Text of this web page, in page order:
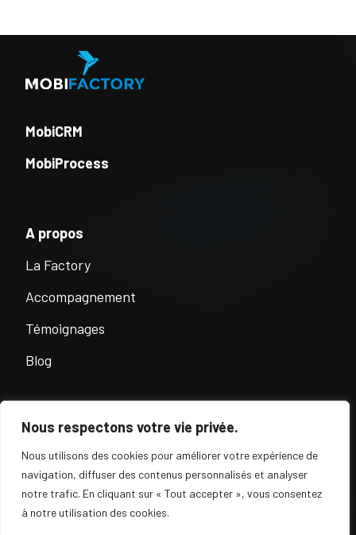
Nous respectons votre vie privée.
Nous utilisons des cookies pour améliorer votre expérience de
navigation, diffuser des contenus personnalisés et analyser
notre trafic. En cliquant sur « Tout accepter », vous consentez
à notre utilisation des cookies.
MobiCRM
MobiProcess
A propos
La Factory
Accompagnement
Témoignages
Blog
Nous contacter
Politique de confidentialité
Mentions légales